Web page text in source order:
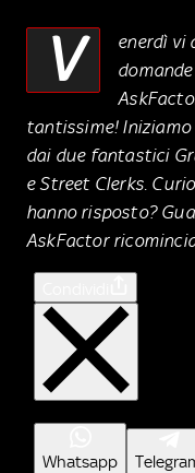
V
enerdì vi
tantissime!
dai due fantastici
e Street Clerks.
hanno risposto?
AskFactor
Whatsapp